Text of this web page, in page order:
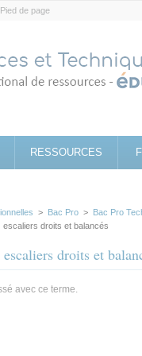
Pied de page
RESSOURCES
> Bac Pro > Bac Pro
droits et balancés
droits et
avec ce terme.